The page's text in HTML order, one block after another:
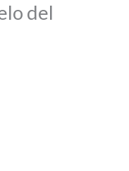
del